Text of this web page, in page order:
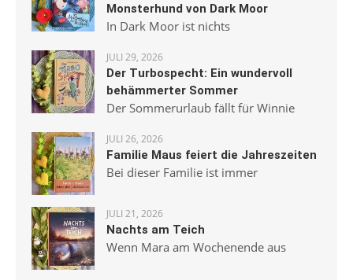
Monsterhund von Dark Moor
In Dark Moor ist nichts
JULI 29, 2026
Der Turbospecht: Ein wundervoll
behämmerter Sommer
Der Sommerurlaub fällt für Winnie
JULI 26, 2026
Familie Maus feiert die Jahreszeiten
Bei dieser Familie ist immer
JULI 21, 2026
Nachts am Teich
Wenn Mara am Wochenende aus